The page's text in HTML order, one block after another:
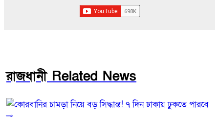
রাজধানী Related News